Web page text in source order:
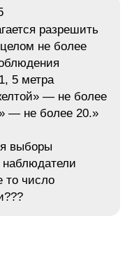
разрешить
не более
5 метра
— не более
— не более 20.»
выборы
то число